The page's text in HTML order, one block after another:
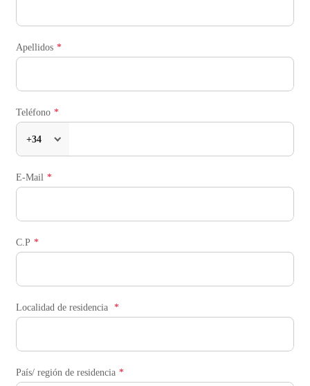
Apellidos
Teléfono
+34
E-Mail
C.P
Localidad de residencia
País/ región de residencia